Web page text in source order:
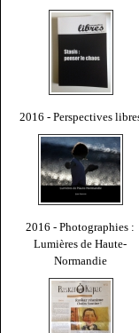
2016 - Perspectives
2016 - Photographies :
Lumières de Haute-
Normandie